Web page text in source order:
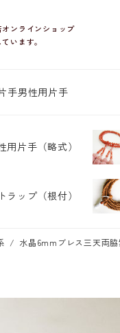
ンラインショップ
います。
手男性用片手
用片手 （略式）
ラップ （根付）
水晶6mmブレス三天両脇